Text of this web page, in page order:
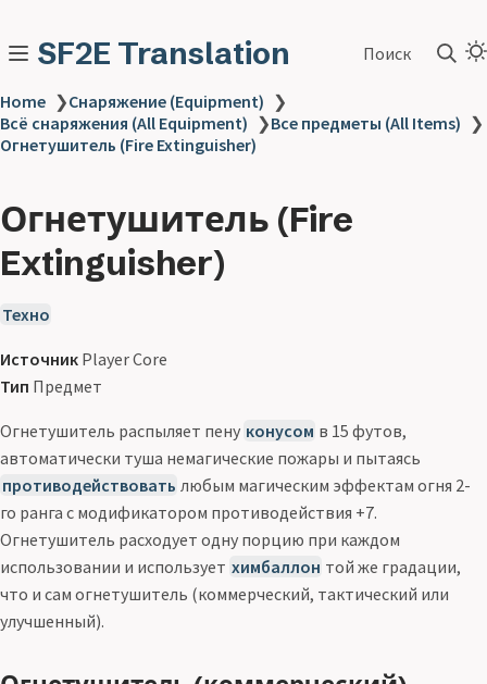
SF2E Translation Поиск
Home ❯Снаряжение (Equipment) ❯
Всё снаряжения (All Equipment) ❯Все предметы (All Items) ❯
Огнетушитель (Fire Extinguisher)
Огнетушитель (Fire
Extinguisher)
Техно
Источник Player Core
Тип Предмет
Огнетушитель распыляет пену конусом в 15 футов,
автоматически туша немагические пожары и пытаясь
противодействовать любым магическим эффектам огня 2-
го ранга с модификатором противодействия +7.
Огнетушитель расходует одну порцию при каждом
использовании и использует химбаллон той же градации,
что и сам огнетушитель (коммерческий, тактический или
улучшенный).